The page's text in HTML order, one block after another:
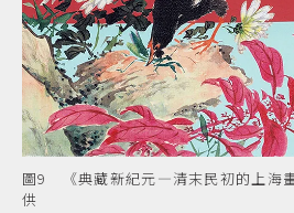
圖9 《典藏新紀元—清末民初的上海
供